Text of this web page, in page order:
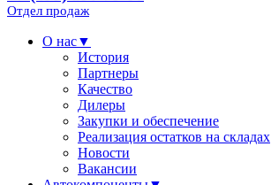
Отдел продаж
О нас▼
История
Партнеры
Качество
Дилеры
Закупки и обеспечение
Реализация остатков на складах
Новости
Вакансии